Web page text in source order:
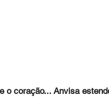
o coração... Anvisa